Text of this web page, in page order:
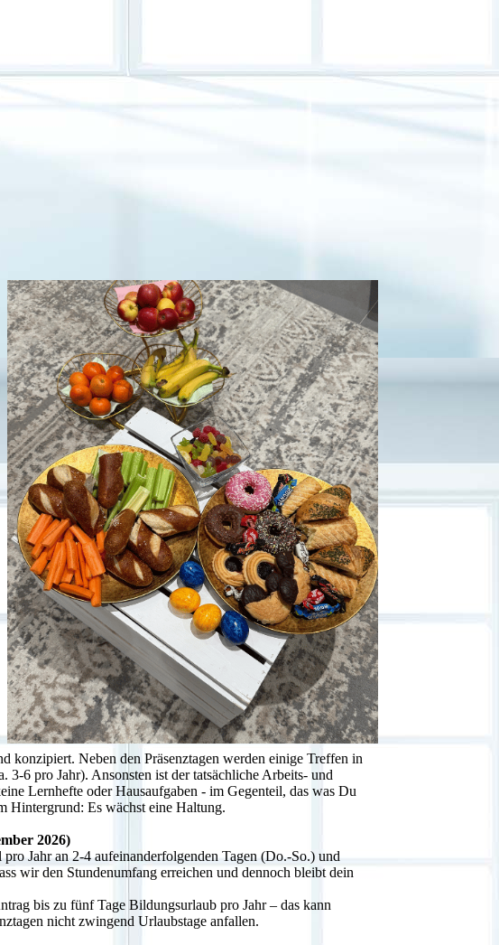
konzipiert. Neben den Präsenztagen werden einige Treffen in
3-6 pro Jahr). Ansonsten ist der tatsächliche Arbeits- und
Lernhefte oder Hausaufgaben - im Gegenteil, das was Du
Hintergrund: Es wächst eine Haltung.
2026)
Jahr an 2-4 aufeinanderfolgenden Tagen (Do.-So.) und
wir den Stundenumfang erreichen und dennoch bleibt dein
bis zu fünf Tage Bildungsurlaub pro Jahr – das kann
nicht zwingend Urlaubstage anfallen.